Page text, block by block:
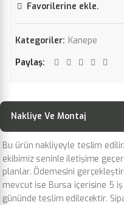
Favorilerine ekle.
Kategoriler: Kanepe
Paylaş
Nakliye Ve Montaj
Bu ürün nakliyeyle teslim
ekibimiz seninle iletişime
planlar. Ödemesini
mevcut ise Bursa içerisine 5
gününde teslim edilecektir.